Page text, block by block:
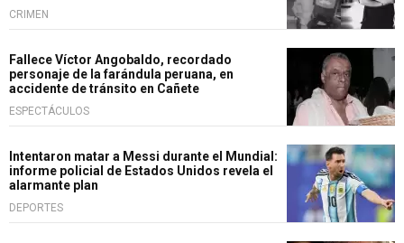
CRIMEN
Fallece Víctor Angobaldo, recordado
personaje de la farándula peruana, en
accidente de tránsito en Cañete
ESPECTÁCULOS
Intentaron matar a Messi durante el Mundial:
informe policial de Estados Unidos revela el
alarmante plan
DEPORTES